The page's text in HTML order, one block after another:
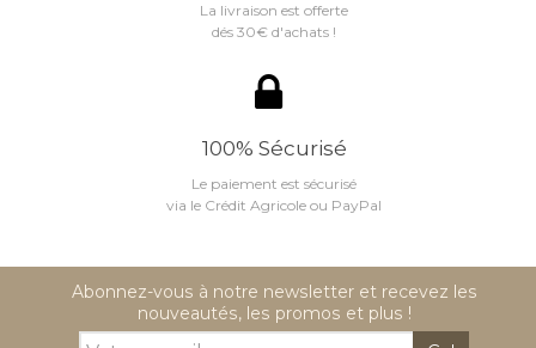
La livraison est offerte
dés 30€ d'achats !
100% Sécurisé
Le paiement est sécurisé
via le Crédit Agricole ou PayPal
Abonnez-vous à notre newsletter et recevez les
nouveautés, les promos et plus !